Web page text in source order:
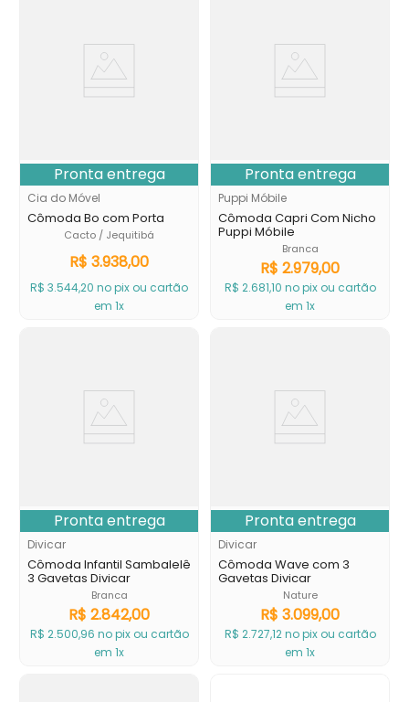
Pronta entrega
Cia do Móvel
Cômoda Bo com Porta
Cacto / Jequitibá
R$ 3.938,00
R$ 3.544,20 no pix ou cartão
em 1x
Pronta entrega
Puppi Móbile
Cômoda Capri Com Nicho
Puppi Móbile
Branca
R$ 2.979,00
R$ 2.681,10 no pix ou cartão
em 1x
Pronta entrega
Divicar
Cômoda Infantil Sambalelê
3 Gavetas Divicar
Branca
R$ 2.842,00
R$ 2.500,96 no pix ou cartão
em 1x
Pronta entrega
Divicar
Cômoda Wave com 3
Gavetas Divicar
Nature
R$ 3.099,00
R$ 2.727,12no pix ou cartão
em 1x